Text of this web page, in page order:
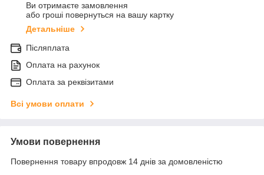
Ви отримаєте замовлення
або гроші повернуться на вашу картку
Детальніше
Післяплата
Оплата на рахунок
Оплата за реквізитами
Всі умови оплати
Умови повернення
Повернення товару впродовж 14 днів за домовленістю